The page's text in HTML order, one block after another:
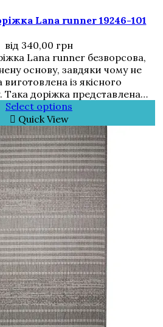
Lana runner 19246-101
від 340,00 грн
Lana runner безворсова,
основу, завдяки чому не
виготовлена із якісного
Така доріжка представлена…
Select options
Quick View